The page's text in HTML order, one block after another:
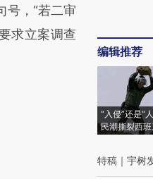
号，“若二审
求立案调查
编辑推荐
“入侵”还是“
民潮撕裂西
特稿 ｜ 宇树